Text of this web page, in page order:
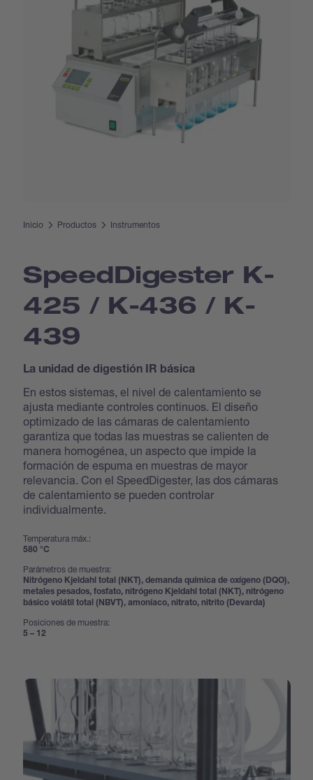
Inicio Productos Instrumentos
Speed­Digester K-
425 / K-436 / K-
439
La unidad de digestión IR básica
En estos sistemas, el nivel de calentamiento se
ajusta mediante controles continuos. El diseño
optimizado de las cámaras de calentamiento
garantiza que todas las muestras se calienten de
manera homogénea, un aspecto que impide la
formación de espuma en muestras de mayor
relevancia. Con el SpeedDigester, las dos cámaras
de calentamiento se pueden controlar
individualmente.
Temperatura máx.:
580 °C
Parámetros de muestra:
Nitrógeno Kjeldahl total (NKT), demanda química de oxígeno (DQO),
metales pesados, fosfato, nitrógeno Kjeldahl total (NKT), nitrógeno
básico volátil total (NBVT), amoníaco, nitrato, nitrito (Devarda)
Posiciones de muestra:
5 – 12